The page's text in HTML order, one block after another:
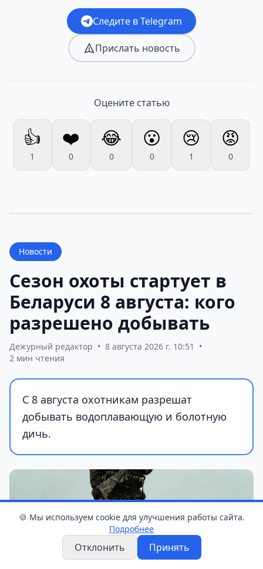
Следите в Telegram
Прислать новость
Оцените статью
👍
1
❤️
0
😂
0
😮
0
😢
1
😡
0
Новости
Сезон охоты стартует в
Беларуси 8 августа: кого
разрешено добывать
Дежурный редактор • 8 августа 2026 г. 10:51
•
2 мин чтения
С 8 августа охотникам разрешат
добывать водоплавающую и болотную
дичь.
🍪 Мы используем cookie для улучшения работы сайта.
Подробнее
Отклонить Принять